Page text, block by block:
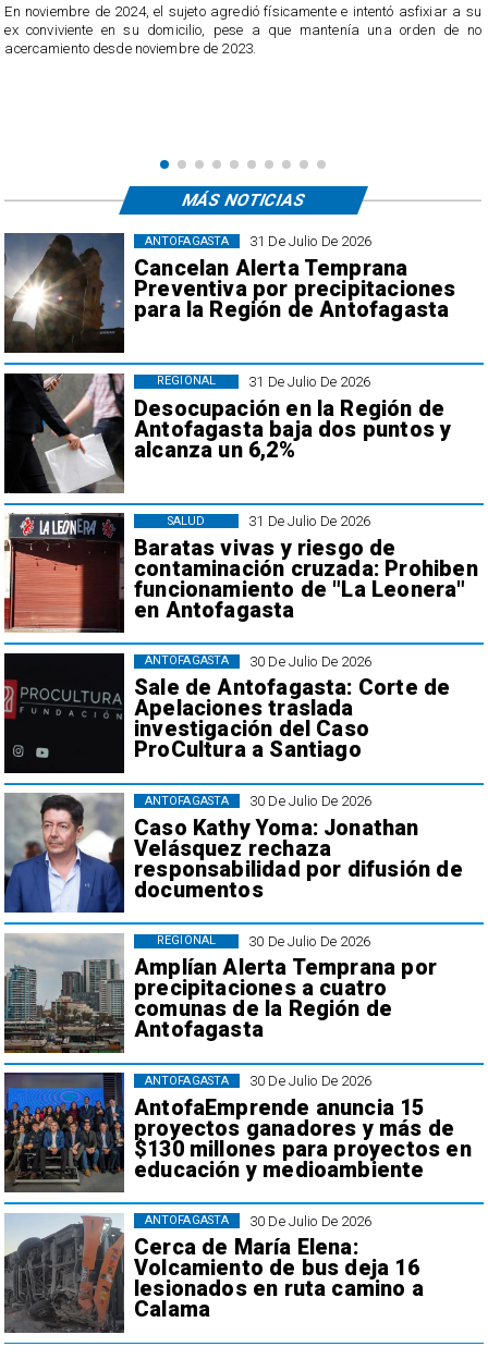
En noviembre de 2024, el sujeto agredió físicamente e intentó asfixiar a su
ex conviviente en su domicilio, pese a que mantenía una orden de no
acercamiento desde noviembre de 2023.
31 De Julio De 2026
Cancelan Alerta Temprana
Preventiva por precipitaciones
para la Región de Antofagasta
ANTOFAGASTA
31 De Julio De 2026
Desocupación en la Región de
Antofagasta baja dos puntos y
alcanza un 6,2%
REGIONAL
31 De Julio De 2026
Baratas vivas y riesgo de
contaminación cruzada: Prohiben
funcionamiento de "La Leonera"
en Antofagasta
SALUD
30 De Julio De 2026
Sale de Antofagasta: Corte de
Apelaciones traslada
investigación del Caso
ProCultura a Santiago
ANTOFAGASTA
30 De Julio De 2026
Caso Kathy Yoma: Jonathan
Velásquez rechaza
responsabilidad por difusión de
documentos
ANTOFAGASTA
30 De Julio De 2026
Amplían Alerta Temprana por
precipitaciones a cuatro
comunas de la Región de
Antofagasta
REGIONAL
30 De Julio De 2026
AntofaEmprende anuncia 15
proyectos ganadores y más de
$130 millones para proyectos en
educación y medioambiente
ANTOFAGASTA
30 De Julio De 2026
Cerca de María Elena:
Volcamiento de bus deja 16
lesionados en ruta camino a
Calama
ANTOFAGASTA
MÁS NOTICIAS